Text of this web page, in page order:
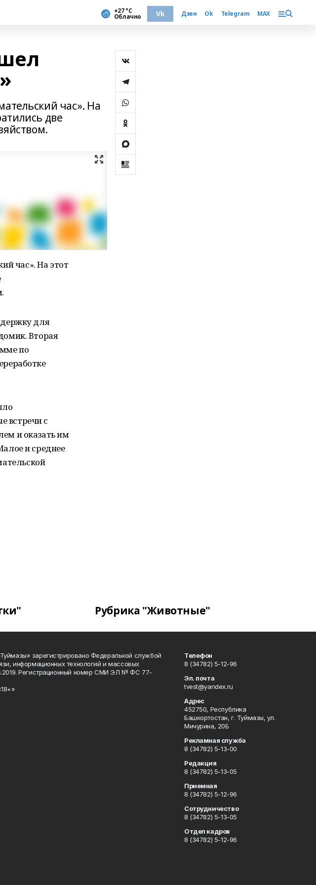
+27 °С
Облачно Vk Дзен Ok Telegram MAX
час». На
две
час». На этот
для
Вторая
по
встречи с
и оказать им
и среднее
Рубрика "Животные"
зарегистрировано Федеральной службой
информационных технологий и массовых
Регистрационный номер СМИ ЭЛ № ФС 77-
Телефон
8 (34782) 5-12-96
Эл. почта
tvest@yandex.ru
Адрес
452750, Республика
Башкортостан, г. Туймазы, ул.
Мичурина, 20Б
Рекламная служба
8 (34782) 5-13-00
Редакция
8 (34782) 5-13-05
Приемная
8 (34782) 5-12-96
Сотрудничество
8 (34782) 5-13-05
Отдел кадров
8 (34782) 5-12-96